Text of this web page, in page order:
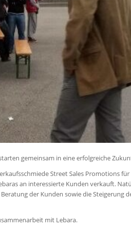
gemeinsam in eine erfolgreiche
Street Sales Promotions für
an interessierte Kunden verkauft.
der Kunden sowie die Steigerung
mit Lebara.